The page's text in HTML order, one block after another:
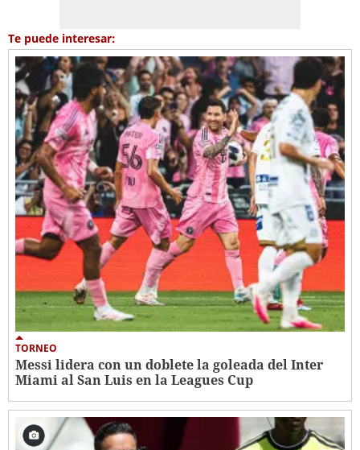
Te puede interesar:
TORNEO
Messi lidera con un doblete la goleada del Inter
Miami al San Luis en la Leagues Cup